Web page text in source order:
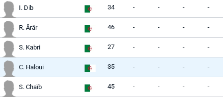
I. Dib 34 - - - -
R. Ârâr 46 - - - -
S. Kabri 27 - - - -
C. Haloui 35 - - - -
S. Chaïb 45 - - - -